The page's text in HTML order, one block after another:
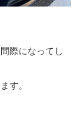
際になってし
す。